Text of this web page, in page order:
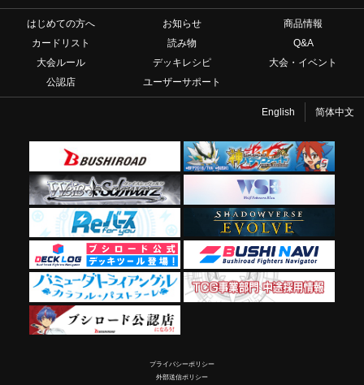
はじめての方へ お知らせ
商品情報
カードリスト
読み物
Q&A
大会ルール
デッキレシピ
大会・イベント
公認店
ユーザーサポート
English 简体中文
プライバシーポリシー
外部送信ポリシー